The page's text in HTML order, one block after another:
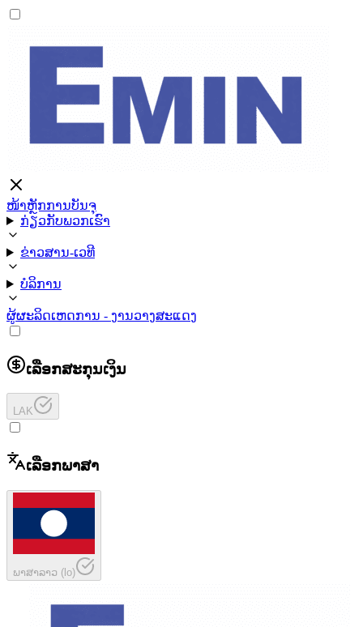
ໜ້າຫຼັກການບັນຈຸ
ກ່ຽວກັບພວກເຮົາ
ຂ່າວສານ-ເວທີ
ບໍລິການ
ຜູ້ຜະລິດເຫດການ - ງານວາງສະແດງ
ເລືອກສະກຸນເງິນ
LAK
ເລືອກພາສາ
ພາສາລາວ (lo)